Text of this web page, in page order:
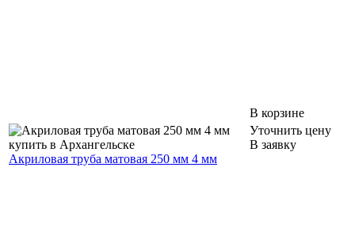
В корзине
Акриловая труба матовая 250 мм 4 мм
Уточнить цену
В заявку